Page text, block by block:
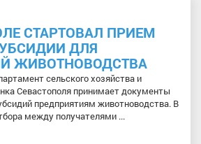
СТАРТОВАЛ ПРИЕМ
ДЛЯ
ЖИВОТНОВОДСТВА
сельского хозяйства и
Севастополя принимает документы
предприятиям животноводства. В
между получателями ...